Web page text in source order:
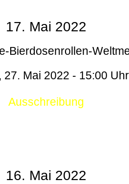
17. Mai 2022
Bierdosenrollen-
27. Mai 2022 - 15:00 Uhr
Ausschreibung
16. Mai 2022